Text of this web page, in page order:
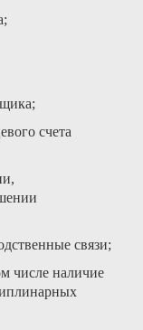
счета
связи;
числе наличие